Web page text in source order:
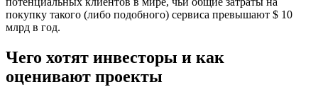
покупку такого (либо подобного) сервиса превышают $ 10
млрд в год.
Чего хотят инвесторы и как
оценивают проекты